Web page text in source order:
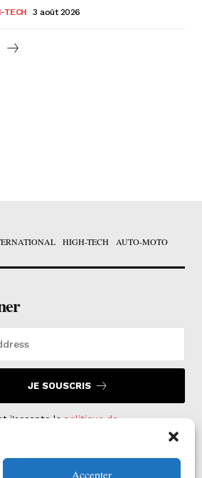
Accepter
TECH 3 août 2026
HIGH-TECH AUTO-MOTO
JE SOUSCRIS
j'accepte lapolitique de